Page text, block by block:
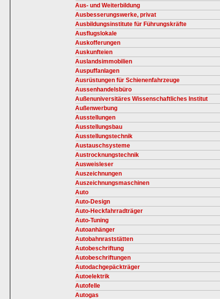
Aus- und Weiterbildung
Ausbesserungswerke, privat
Ausbildungsinstitute für Führungskräfte
Ausflugslokale
Auskofferungen
Auskunfteien
Auslandsimmobilien
Auspuffanlagen
Ausrüstungen für Schienenfahrzeuge
Aussenhandelsbüro
Außenuniversitäres Wissenschaftliches Institut
Außenwerbung
Ausstellungen
Ausstellungsbau
Ausstellungstechnik
Austauschsysteme
Austrocknungstechnik
Ausweisleser
Auszeichnungen
Auszeichnungsmaschinen
Auto
Auto-Design
Auto-Heckfahrradträger
Auto-Tuning
Autoanhänger
Autobahnraststätten
Autobeschriftung
Autobeschriftungen
Autodachgepäckträger
Autoelektrik
Autofelle
Autogas